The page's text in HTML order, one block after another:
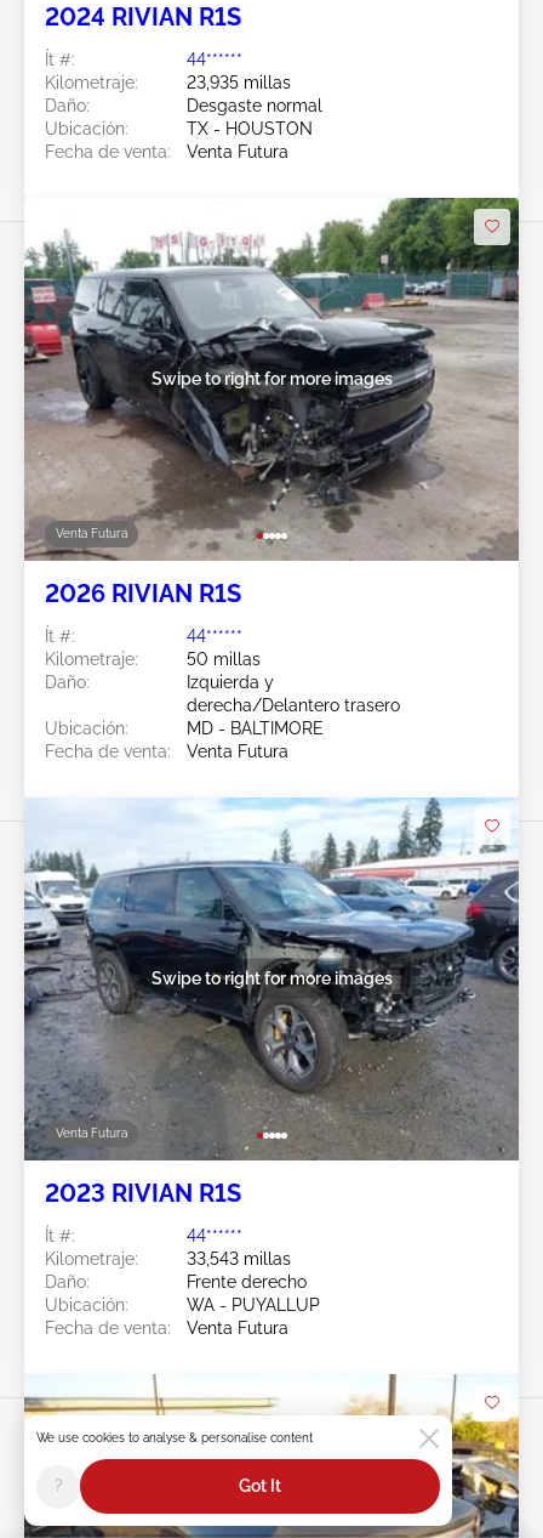
2024 RIVIAN R1S
Ít #:
44******
Kilometraje:
23,935 millas
Daño:
Desgaste normal
Ubicación:
TX - HOUSTON
Fecha de venta:
Venta Futura
Venta Futura
Swipe to right for more images
2026 RIVIAN R1S
Ít #:
44******
Kilometraje:
50 millas
Daño:
Izquierda y
derecha/Delantero trasero
Ubicación:
MD - BALTIMORE
Fecha de venta:
Venta Futura
Venta Futura
Swipe to right for more images
2023 RIVIAN R1S
Ít #:
44******
Kilometraje:
33,543 millas
Daño:
Frente derecho
Ubicación:
WA - PUYALLUP
Fecha de venta:
Venta Futura
We use cookies to analyse & personalise content
? Got It